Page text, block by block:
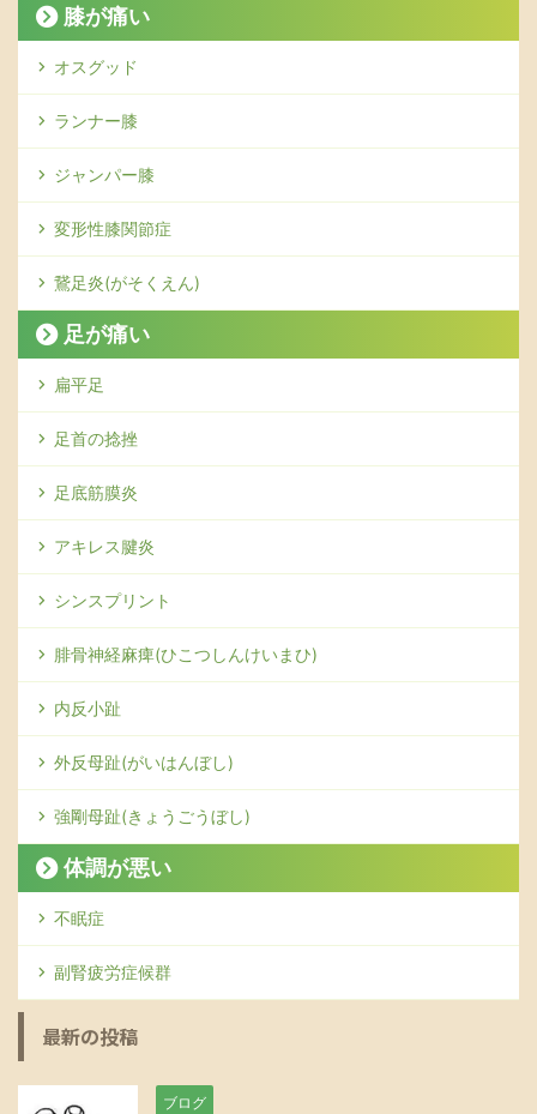
膝が痛い
オスグッド
ランナー膝
ジャンパー膝
変形性膝関節症
鵞足炎(がそくえん)
足が痛い
扁平足
足首の捻挫
足底筋膜炎
アキレス腱炎
シンスプリント
腓骨神経麻痺(ひこつしんけいまひ)
内反小趾
外反母趾(がいはんぼし)
強剛母趾(きょうごうぼし)
体調が悪い
不眠症
副腎疲労症候群
最新の投稿
ブログ